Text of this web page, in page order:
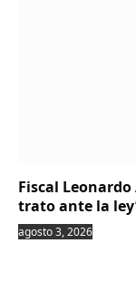
Fiscal
trato ante la
agosto 3, 2026